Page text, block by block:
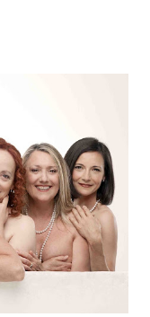
per il secondo anno
di applaudire i
per la quarta
Järvi (affiancato